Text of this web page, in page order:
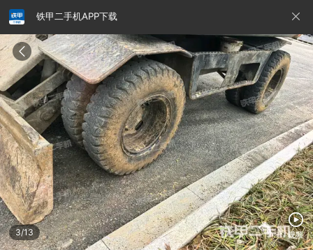
铁甲二手机APP下载
3/13 视频
请输入手机号
提
交
即
表
示
您
同
意
《隐
私
政
策》
铁甲龙总部 4000099032 认证经纪人